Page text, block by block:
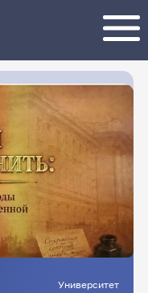
Университет